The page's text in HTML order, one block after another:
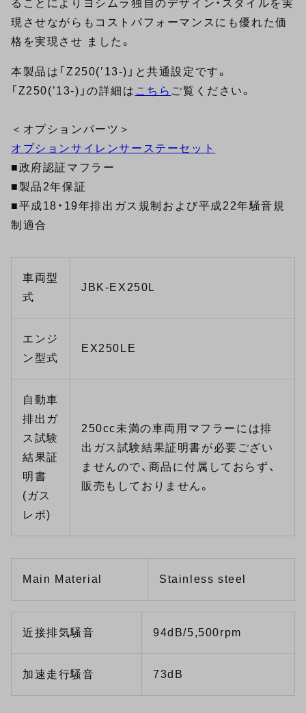
ることによりヨシムラ独自のデザイン・スタイルを実
現させながらもコストパフォーマンスにも優れた価
格を実現させ ました。
本製品は「Z250(’13-)」と共通設定です。
「Z250(’13-)」の詳細は こちら ご覧ください。
＜オプションパーツ＞
オプションサイレンサーステーセット
■政府認証マフラー
■製品2年保証
■平成18・19年排出ガス規制および平成22年騒音規
制適合
車両型
式
JBK-EX250L
エンジ
ン型式
EX250LE
自動車
排出ガ
ス試験
結果証
明書
(ガス
レポ)
250cc未満の車両用マフラーには排
出ガス試験結果証明書が必要ござい
ませんので、商品に付属しておらず、
販売もしておりません。
Main Material Stainless steel
近接排気騒音 94dB/5,500rpm
加速走行騒音 73dB